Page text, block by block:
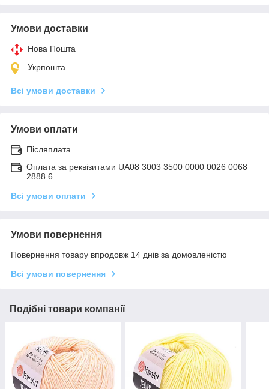
Умови доставки
Нова Пошта
Укрпошта
Всі умови доставки
Умови оплати
Післяплата
Оплата за реквізитами UA08 3003 3500 0000 0026 0068
2888 6
Всі умови оплати
Умови повернення
Повернення товару впродовж 14 днів за домовленістю
Всі умови повернення
Подібні товари компанії